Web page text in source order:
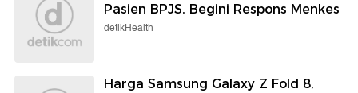
Pasien BPJS, Begini Respons Menkes
detikHealth
Harga Samsung Galaxy Z Fold 8,